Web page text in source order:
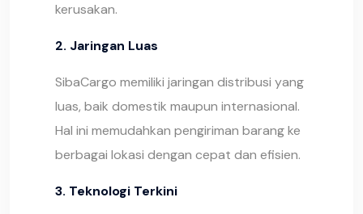
kerusakan.
2. Jaringan Luas
SibaCargo memiliki jaringan distribusi yang
luas, baik domestik maupun internasional.
Hal ini memudahkan pengiriman barang ke
berbagai lokasi dengan cepat dan efisien.
3. Teknologi Terkini